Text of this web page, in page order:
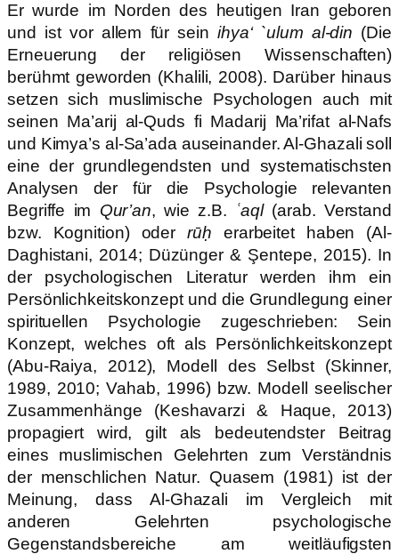
Er wurde im Norden des heutigen Iran geboren
und ist vor allem für seinihya‘ `ulum al-din (Die
Erneuerung der religiösen Wissenschaften)
berühmt geworden (Khalili, 2008). Darüber hinaus
setzen sich muslimische Psychologen auch mit
seinen Ma’arij al-Quds fi Madarij Ma’rifat al-Nafs
und Kimya’s al-Sa’ada auseinander. Al-Ghazali soll
eine der grundlegendsten und systematischsten
Analysen der für die Psychologie relevanten
Begriffe im Qur’an, wie z.B. ʿaql(arab. Verstand
bzw. Kognition) oderrūḥ erarbeitet haben (Al-
Daghistani, 2014; Düzünger & Şentepe, 2015). In
der psychologischen Literatur werden ihm ein
Persönlichkeitskonzept und die Grundlegung einer
spirituellen Psychologie zugeschrieben: Sein
Konzept, welches oft als Persönlichkeitskonzept
(Abu-Raiya, 2012), Modell des Selbst (Skinner,
1989, 2010; Vahab, 1996) bzw. Modell seelischer
Zusammenhänge (Keshavarzi & Haque, 2013)
propagiert wird, gilt als bedeutendster Beitrag
eines muslimischen Gelehrten zum Verständnis
der menschlichen Natur. Quasem (1981) ist der
Meinung, dass Al-Ghazali im Vergleich mit
anderen Gelehrten psychologische
Gegenstandsbereiche am weitläufigsten